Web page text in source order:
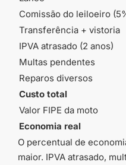
Comissão do leiloeiro
Transferência + vistoria
IPVA atrasado (2 anos)
Multas pendentes
Reparos diversos
Custo total
Valor FIPE da moto
Economia real
O percentual de
maior. IPVA atrasado,